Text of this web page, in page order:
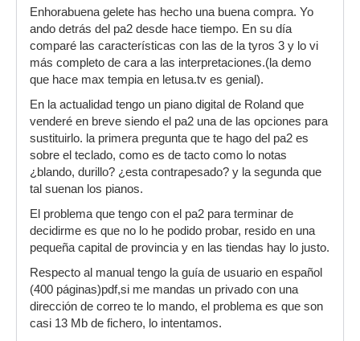
Enhorabuena gelete has hecho una buena compra. Yo
ando detrás del pa2 desde hace tiempo. En su día
comparé las características con las de la tyros 3 y lo vi
más completo de cara a las interpretaciones.(la demo
que hace max tempia en letusa.tv es genial).
En la actualidad tengo un piano digital de Roland que
venderé en breve siendo el pa2 una de las opciones para
sustituirlo. la primera pregunta que te hago del pa2 es
sobre el teclado, como es de tacto como lo notas
¿blando, durillo? ¿esta contrapesado? y la segunda que
tal suenan los pianos.
El problema que tengo con el pa2 para terminar de
decidirme es que no lo he podido probar, resido en una
pequeña capital de provincia y en las tiendas hay lo justo.
Respecto al manual tengo la guía de usuario en español
(400 páginas)pdf,si me mandas un privado con una
dirección de correo te lo mando, el problema es que son
casi 13 Mb de fichero, lo intentamos.